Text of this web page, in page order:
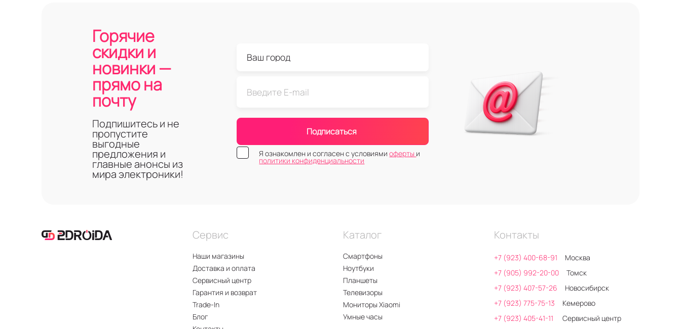
Горячие
скидки и
новинки —
прямо на
почту
Подпишитесь и не
пропустите
выгодные
предложения и
главные анонсы из
мира электроники!
Подписаться
Я ознакомлен и согласен с условиямиоферты и
политики конфиденциальности
Сервис
Наши магазины
Доставка и оплата
Сервисный центр
Гарантия и возврат
Trade-In
Блог
Каталог
Смартфоны
Ноутбуки
Планшеты
Телевизоры
Мониторы Xiaomi
Умные часы
Контакты
+7 (923) 400-68-91
Москва
+7 (905) 992-20-00
Томск
+7 (923) 407-57-26
Новосибирск
+7 (923) 775-75-13
Кемерово
+7 (923) 405-41-11
Сервисный центр